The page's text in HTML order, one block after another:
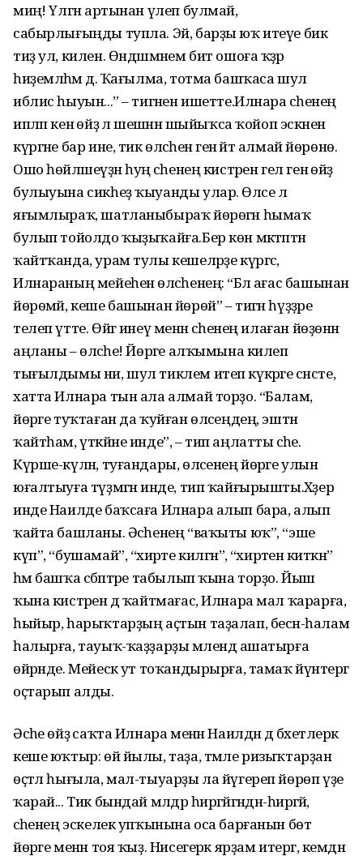
миңә! Үлгән артынан үлеп булмай,
сабырлығыңды тупла. Эй, барҙы юҡ итеүе бик
тиҙ ул, килен. Өндәшмәнем бит ошоға ҡәҙәр
һиҙемләһәм дә. Ҡағылма, тотма башҡаса шул
иблис һыуын...” – тигәнен ишетте.Илнара әсәһенең
ипләп кенә өйҙә лә шешәнән шыйыҡса ҡойоп эскәнен
күргәне бар ине, тик өләсәһенә генә әйтә алмай йөрөнө.
Ошо һөйләшеүҙән һуң әсәһенең кистәрен гел генә өйҙә
булыуына сикһеҙ ҡыуанды улар. Өләсе лә
яғымлыраҡ, шатланыбыраҡ йөрөгән һымаҡ
булып тойолдо ҡыҙыҡайға.Бер көн мәктәптән
ҡайтҡанда, урам тулы кешеләрҙе күргәс,
Илнараның мейеһен өләсәһенең: “Бәлә ағас башынан
йөрөмәй, кеше башынан йөрөй” – тигән һүҙҙәре
телеп үтте. Өйгә инеү менән әсәһенең илаған йөҙөнән
аңланы – өләсәһе! Йөрәге алҡымына килеп
тығылдымы ни, шул тиклем итеп күкрәге сәнсте,
хатта Илнара тын ала алмай торҙо. “Балам,
йөрәге туҡтаған да ҡуйған өләсеңдең, эштән
ҡайтһам, үткәйне инде”, – тип аңлатты әсәһе.
Күрше-күлән, туғандары, өләсенең йөрәге улын
юғалтыуға түҙмәгән инде, тип ҡайғырышты.Хәҙер
инде Наилде баҡсаға Илнара алып бара, алып
ҡайта башланы. Әсәһенең “ваҡыты юҡ”, “эше
күп”, “бушамай”, “әхирәте килгән”, “әхирәтенә киткән”
һәм башҡа сәбәптәре табылып ҡына торҙо. Йыш
ҡына кистәрен дә ҡайтмағас, Илнара мал ҡарарға,
һыйыр, һарыҡтарҙың аҫтын таҙалап, бесән-һалам
һалырға, тауыҡ-ҡаҙҙарҙы мәлендә ашатырға
өйрәнде. Мейескә ут тоҡандырырға, тамаҡ йүнәтергә
оҫтарып алды.
Әсәһе өйҙә саҡта Илнара менән Наилдән дә бәхетлерәк
кеше юҡтыр: өй йылы, таҙа, тәмле ризыҡтарҙан
өҫтәл һығыла, мал-тыуарҙы ла йүгереп йөрөп үҙе
ҡарай... Тик бындай мәлдәр һирәгәйгәндән-һирәгәйә,
әсәһенең эскелек упҡынына оса барғанын бөтә
йөрәге менән тоя ҡыҙ. Нисегерәк ярҙам итергә, кемдән